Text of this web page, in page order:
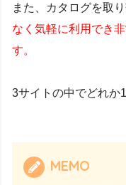
また、カタログを取
なく気軽に利用でき
す。
3サイトの中でどれか
MEMO